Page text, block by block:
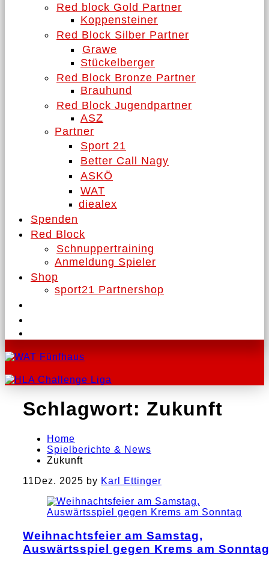
Red block Gold Partner
Koppensteiner
Red Block Silber Partner
Grawe
Stückelberger
Red Block Bronze Partner
Brauhund
Red Block Jugendpartner
ASZ
Partner
Sport 21
Better Call Nagy
ASKÖ
WAT
diealex
Spenden
Red Block
Schnuppertraining
Anmeldung Spieler
Shop
sport21 Partnershop
Schlagwort: Zukunft
Home
Spielberichte & News
Zukunft
11 Dez. 2025 by Karl Ettinger
Weihnachtsfeier am Samstag,
Auswärtsspiel gegen Krems am Sonntag